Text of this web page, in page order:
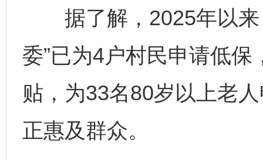
据了解，2025年以来
委”已为4户村民申请低
贴，为33名80岁以上老
正惠及群众。